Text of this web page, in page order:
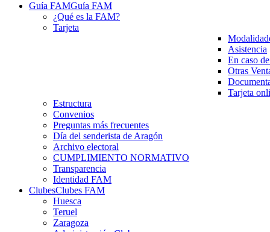
Guía FAMGuía FAM
¿Qué es la FAM?
Tarjeta
Asistencia
En caso
Otras
Tarjeta
Estructura
Convenios
Preguntas más frecuentes
Día del senderista de Aragón
Archivo electoral
CUMPLIMIENTO NORMATIVO
Transparencia
Identidad FAM
ClubesClubes FAM
Huesca
Teruel
Zaragoza